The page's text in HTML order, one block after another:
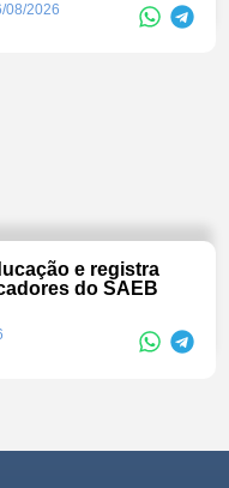
08/2026
e registra
do SAEB